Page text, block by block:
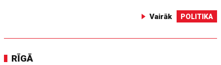
Vairāk POLITIKA
RĪGĀ